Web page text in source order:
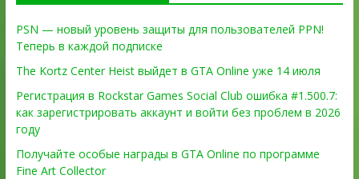
PSN — новый уровень защиты для пользователей PPN!
Теперь в каждой подписке
The Kortz Center Heist выйдет в GTA Online уже 14 июля
Регистрация в Rockstar Games Social Club ошибка #1.500.7:
как зарегистрировать аккаунт и войти без проблем в 2026
году
Получайте особые награды в GTA Online по программе
Fine Art Collector